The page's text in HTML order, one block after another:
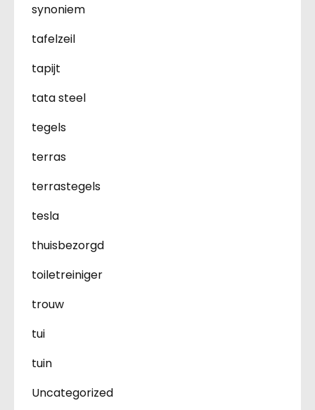
synoniem
tafelzeil
tapijt
tata steel
tegels
terras
terrastegels
tesla
thuisbezorgd
toiletreiniger
trouw
tui
tuin
Uncategorized